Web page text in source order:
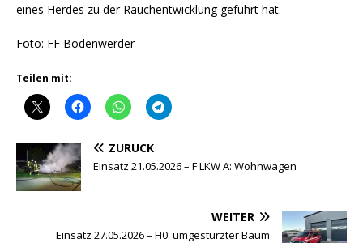
eines Herdes zu der Rauchentwicklung geführt hat.
Foto: FF Bodenwerder
Teilen mit:
ZURÜCK
Einsatz 21.05.2026 – F LKW A: Wohnwagen
WEITER
Einsatz 27.05.2026 – H0: umgestürzter Baum